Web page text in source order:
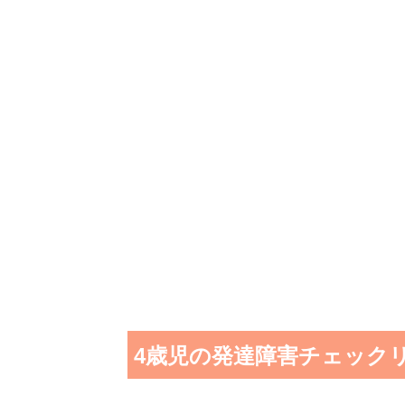
4歳児の発達障害チェック